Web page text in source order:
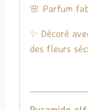
🌸 Parfum
✨ Décoré
des fleurs